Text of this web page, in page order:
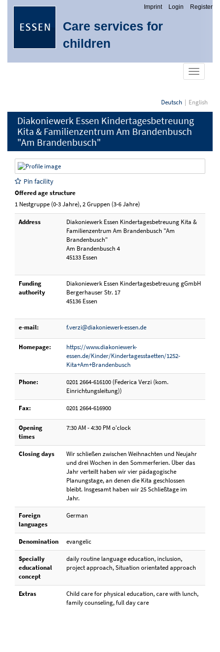
Imprint Login Register
Care services for
children
show
Deutsch English
Diakoniewerk Essen Kindertagesbetreuung
Kita & Familienzentrum Am Brandenbusch
"Am Brandenbusch"
Pin facility
Offered age structure
1 Nestgruppe (0-3 Jahre), 2 Gruppen (3-6 Jahre)
Address
Diakoniewerk Essen Kindertagesbetreuung Kita &
Familienzentrum Am Brandenbusch "Am
Brandenbusch"
Am Brandenbusch 4
45133 Essen
Funding
authority
Diakoniewerk Essen Kindertagesbetreuung gGmbH
Bergerhauser Str. 17
45136 Essen
e-mail: f.verzi@diakoniewerk-essen.de
Homepage:
https://www.diakoniewerk-
essen.de/Kinder/Kindertagesstaetten/1252-
Kita+Am+Brandenbusch
Phone:
0201 2664-616100 (Federica Verzi (kom.
Einrichtungsleitung))
Fax: 0201 2664-616900
Opening
times
7:30 AM - 4:30 PM o'clock
Closing days
Wir schließen zwischen Weihnachten und Neujahr
und drei Wochen in den Sommerferien. Über das
Jahr verteilt haben wir vier pädagogische
Planungstage, an denen die Kita geschlossen
bleibt. Insgesamt haben wir 25 Schließtage im
Jahr.
Foreign
languages
German
Denomination evangelic
Specially
educational
concept
daily routine language education, inclusion,
project approach, Situation orientated approach
Extras
Child care for physical education, care with lunch,
family counseling, full day care